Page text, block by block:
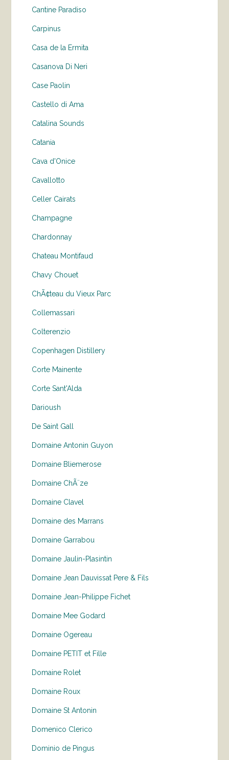
Cantine Paradiso
Carpinus
Casa de la Ermita
Casanova Di Neri
Case Paolin
Castello di Ama
Catalina Sounds
Catania
Cava d'Onice
Cavallotto
Celler Cairats
Champagne
Chardonnay
Chateau Montifaud
Chavy Chouet
ChÃ¢teau du Vieux Parc
Collemassari
Colterenzio
Copenhagen Distillery
Corte Mainente
Corte Sant'Alda
Darioush
De Saint Gall
Domaine Antonin Guyon
Domaine Bliemerose
Domaine ChÃ¨ze
Domaine Clavel
Domaine des Marrans
Domaine Garrabou
Domaine Jaulin-Plasintin
Domaine Jean Dauvissat Pere & Fils
Domaine Jean-Philippe Fichet
Domaine Mee Godard
Domaine Ogereau
Domaine PETIT et Fille
Domaine Rolet
Domaine Roux
Domaine St Antonin
Domenico Clerico
Dominio de Pingus